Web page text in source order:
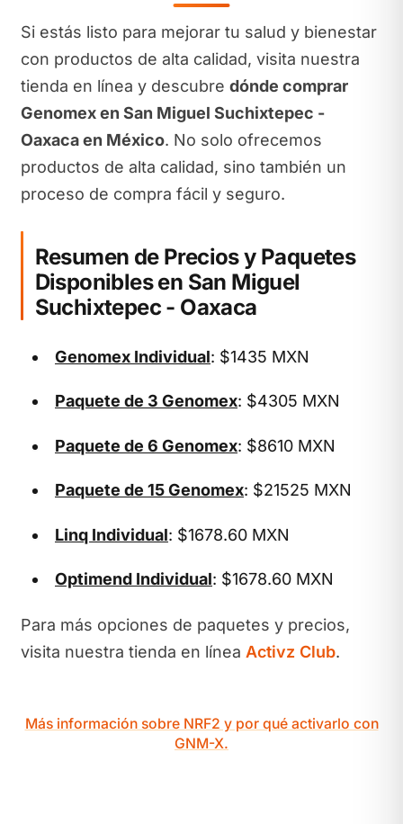
Si estás listo para mejorar tu salud y bienestar
con productos de alta calidad, visita nuestra
tienda en línea y descubre dónde comprar
Genomex en San Miguel Suchixtepec -
Oaxaca en México. No solo ofrecemos
productos de alta calidad, sino también un
proceso de compra fácil y seguro.
Resumen de Precios y Paquetes
Disponibles en San Miguel
Suchixtepec - Oaxaca
Genomex Individual: $1435 MXN
Paquete de 3 Genomex: $4305 MXN
Paquete de 6 Genomex: $8610 MXN
Paquete de 15 Genomex: $21525 MXN
Linq Individual: $1678.60 MXN
Optimend Individual: $1678.60 MXN
Para más opciones de paquetes y precios,
visita nuestra tienda en línea Activz Club.
Más información sobre NRF2 y por qué activarlo con
GNM-X.